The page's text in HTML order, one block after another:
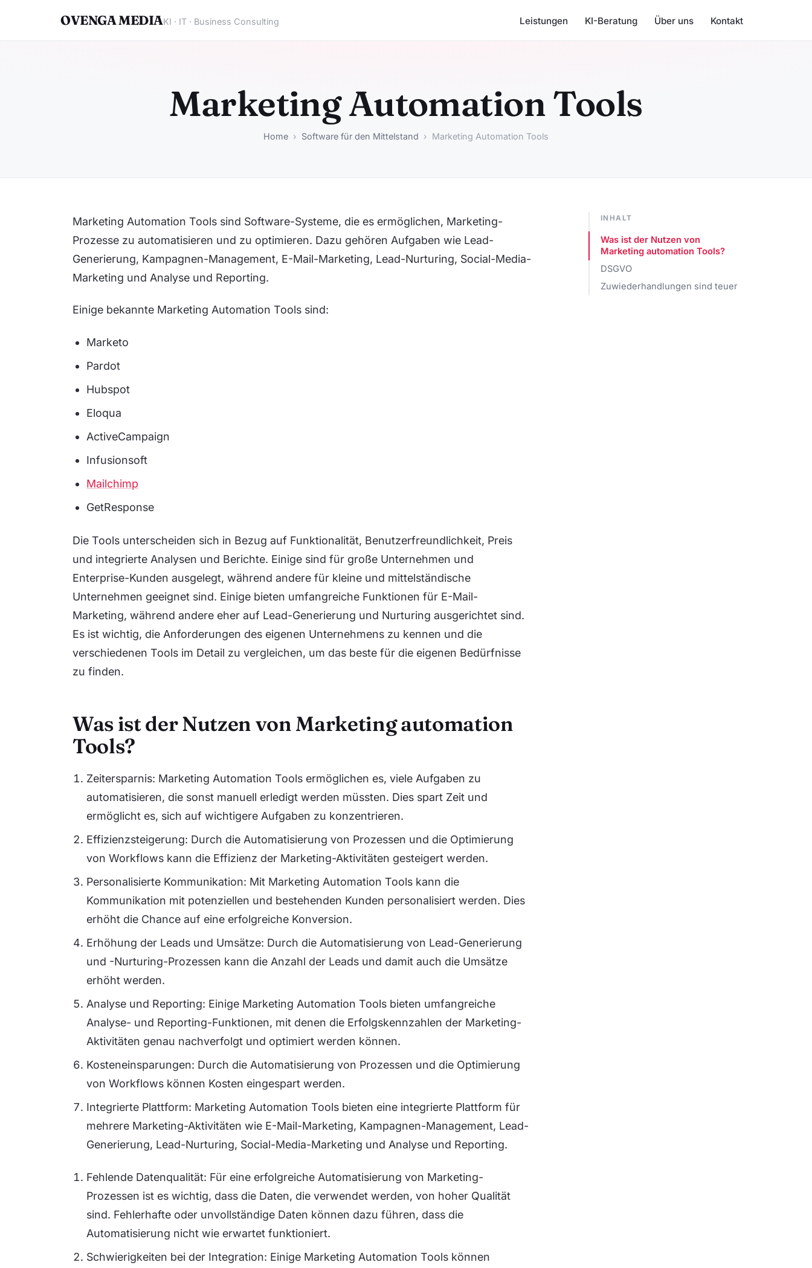
OVENGA MEDIAKI · IT · Business Consulting Leistungen KI-Beratung Über uns Kontakt
Marketing Automation Tools
Home › Software für den Mittelstand › Marketing Automation Tools
Marketing Automation Tools sind Software-Systeme, die es ermöglichen, Marketing-
Prozesse zu automatisieren und zu optimieren. Dazu gehören Aufgaben wie Lead-
Generierung, Kampagnen-Management, E-Mail-Marketing, Lead-Nurturing, Social-Media-
Marketing und Analyse und Reporting.
Einige bekannte Marketing Automation Tools sind:
Marketo
Pardot
Hubspot
Eloqua
ActiveCampaign
Infusionsoft
Mailchimp
GetResponse
Die Tools unterscheiden sich in Bezug auf Funktionalität, Benutzerfreundlichkeit, Preis
und integrierte Analysen und Berichte. Einige sind für große Unternehmen und
Enterprise-Kunden ausgelegt, während andere für kleine und mittelständische
Unternehmen geeignet sind. Einige bieten umfangreiche Funktionen für E-Mail-
Marketing, während andere eher auf Lead-Generierung und Nurturing ausgerichtet sind.
Es ist wichtig, die Anforderungen des eigenen Unternehmens zu kennen und die
verschiedenen Tools im Detail zu vergleichen, um das beste für die eigenen Bedürfnisse
zu finden.
Was ist der Nutzen von Marketing automation
Tools?
Zeitersparnis: Marketing Automation Tools ermöglichen es, viele Aufgaben zu
automatisieren, die sonst manuell erledigt werden müssten. Dies spart Zeit und
ermöglicht es, sich auf wichtigere Aufgaben zu konzentrieren.
Effizienzsteigerung: Durch die Automatisierung von Prozessen und die Optimierung
von Workflows kann die Effizienz der Marketing-Aktivitäten gesteigert werden.
Personalisierte Kommunikation: Mit Marketing Automation Tools kann die
Kommunikation mit potenziellen und bestehenden Kunden personalisiert werden. Dies
erhöht die Chance auf eine erfolgreiche Konversion.
Erhöhung der Leads und Umsätze: Durch die Automatisierung von Lead-Generierung
und -Nurturing-Prozessen kann die Anzahl der Leads und damit auch die Umsätze
erhöht werden.
Analyse und Reporting: Einige Marketing Automation Tools bieten umfangreiche
Analyse- und Reporting-Funktionen, mit denen die Erfolgskennzahlen der Marketing-
Aktivitäten genau nachverfolgt und optimiert werden können.
Kosteneinsparungen: Durch die Automatisierung von Prozessen und die Optimierung
von Workflows können Kosten eingespart werden.
Integrierte Plattform: Marketing Automation Tools bieten eine integrierte Plattform für
mehrere Marketing-Aktivitäten wie E-Mail-Marketing, Kampagnen-Management, Lead-
Generierung, Lead-Nurturing, Social-Media-Marketing und Analyse und Reporting.
Fehlende Datenqualität: Für eine erfolgreiche Automatisierung von Marketing-
Prozessen ist es wichtig, dass die Daten, die verwendet werden, von hoher Qualität
sind. Fehlerhafte oder unvollständige Daten können dazu führen, dass die
Automatisierung nicht wie erwartet funktioniert.
Schwierigkeiten bei der Integration: Einige Marketing Automation Tools können
INHALT
Was ist der Nutzen von
Marketing automation Tools?
DSGVO
Zuwiederhandlungen sind teuer